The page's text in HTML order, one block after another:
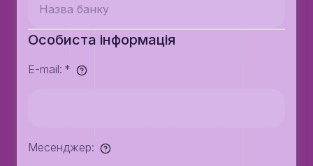
Особиста інформація
E-mail: *
Месенджер: